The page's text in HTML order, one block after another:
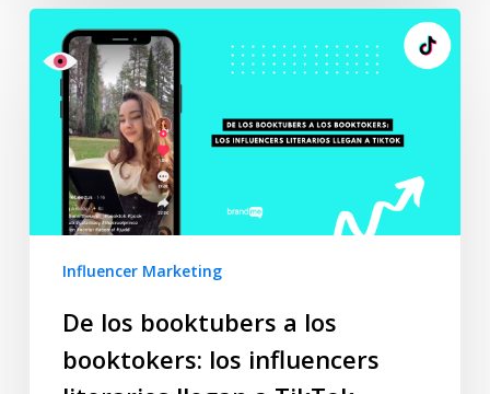
Influencer Marketing
De los booktubers a los
booktokers: los influencers